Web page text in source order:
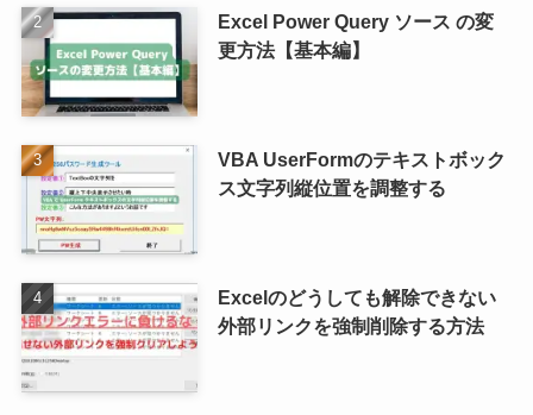
Excel Power Query ソース の変
更方法【基本編】
VBA UserFormのテキストボック
ス文字列縦位置を調整する
Excelのどうしても解除できない
外部リンクを強制削除する方法